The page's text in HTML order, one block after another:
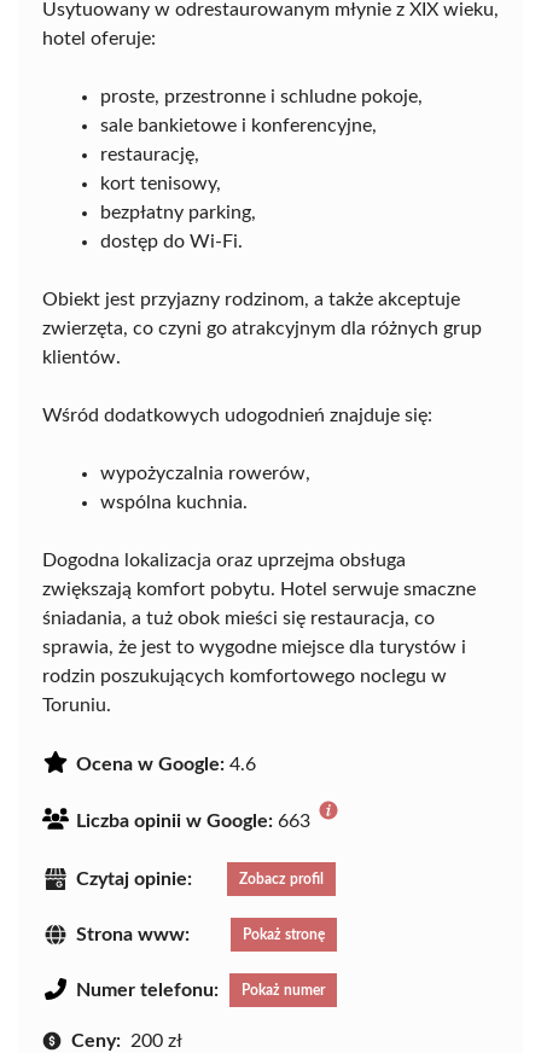
Usytuowany w odrestaurowanym młynie z XIX wieku,
hotel oferuje:
proste, przestronne i schludne pokoje,
sale bankietowe i konferencyjne,
restaurację,
kort tenisowy,
bezpłatny parking,
dostęp do Wi-Fi.
Obiekt jest przyjazny rodzinom, a także akceptuje
zwierzęta, co czyni go atrakcyjnym dla różnych grup
klientów.
Wśród dodatkowych udogodnień znajduje się:
wypożyczalnia rowerów,
wspólna kuchnia.
Dogodna lokalizacja oraz uprzejma obsługa
zwiększają komfort pobytu. Hotel serwuje smaczne
śniadania, a tuż obok mieści się restauracja, co
sprawia, że jest to wygodne miejsce dla turystów i
rodzin poszukujących komfortowego noclegu w
Toruniu.
Ocena w Google: 4.6
Liczba opinii w Google: 663
Czytaj opinie: Zobacz profil
Strona www: Pokaż stronę
Numer telefonu: Pokaż numer
Ceny: 200 zł